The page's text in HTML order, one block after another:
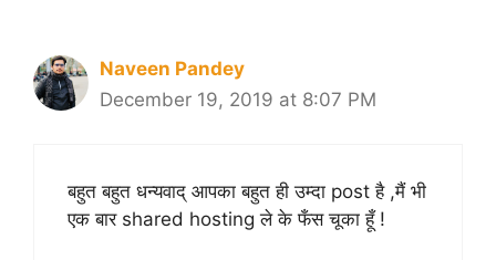
Naveen Pandey
December 19, 2019 at 8:07 PM
बहुत बहुत धन्यवाद् आपका बहुत ही उम्दा post है ,मैं भी
एक बार shared hosting ले के फँस चूका हूँ !